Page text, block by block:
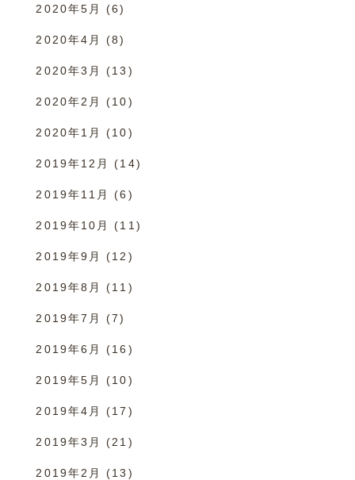
2020年5月 (6)
2020年4月 (8)
2020年3月 (13)
2020年2月 (10)
2020年1月 (10)
2019年12月 (14)
2019年11月 (6)
2019年10月 (11)
2019年9月 (12)
2019年8月 (11)
2019年7月 (7)
2019年6月 (16)
2019年5月 (10)
2019年4月 (17)
2019年3月 (21)
2019年2月 (13)